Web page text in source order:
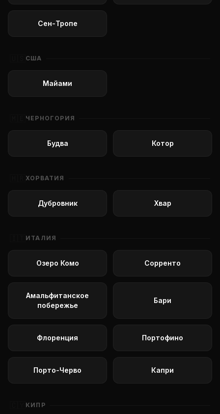
Сен-Тропе
США
Майами
ЧЕРНОГОРИЯ
Будва Котор
ХОРВАТИЯ
Дубровник Хвар
ИТАЛИЯ
Озеро Комо Сорренто
Амальфитанское
побережье
Бари
Флоренция Портофино
Порто-Черво Капри
КИПР